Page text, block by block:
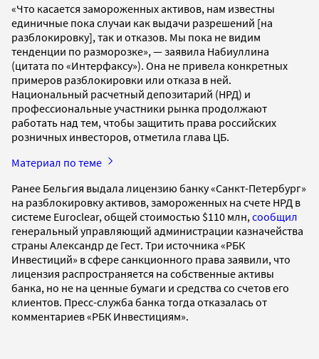
«Что касается замороженных активов, нам известны
единичные пока случаи как выдачи разрешений [на
разблокировку], так и отказов. Мы пока не видим
тенденции по разморозке», — заявила Набиуллина
(цитата по «Интерфаксу»). Она не привела конкретных
примеров разблокировки или отказа в ней.
Национальный расчетный депозитарий (НРД) и
профессиональные участники рынка продолжают
работать над тем, чтобы защитить права российских
розничных инвесторов, отметила глава ЦБ.
Материал по теме
Ранее Бельгия выдала лицензию банку «Санкт-Петербург»
на разблокировку активов, замороженных на счете НРД в
системе Euroclear, общей стоимостью $110 млн, сообщил
генеральный управляющий администрации казначейства
страны Александр де Гест. Три источника «РБК
Инвестиций» в сфере санкционного права заявили, что
лицензия распространяется на собственные активы
банка, но не на ценные бумаги и средства со счетов его
клиентов. Пресс-служба банка тогда отказалась от
комментариев «РБК Инвестициям».